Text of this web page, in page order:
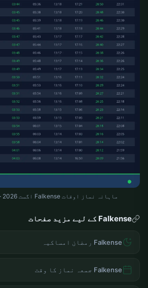
ماہانہ نماز اوقات Falkense اگست 2026 — نماز کے اوقات
Falkense کے لیے مزید صفحات
Falkense رمضان امساکیہ
Falkense جمعہ نماز کا وقت